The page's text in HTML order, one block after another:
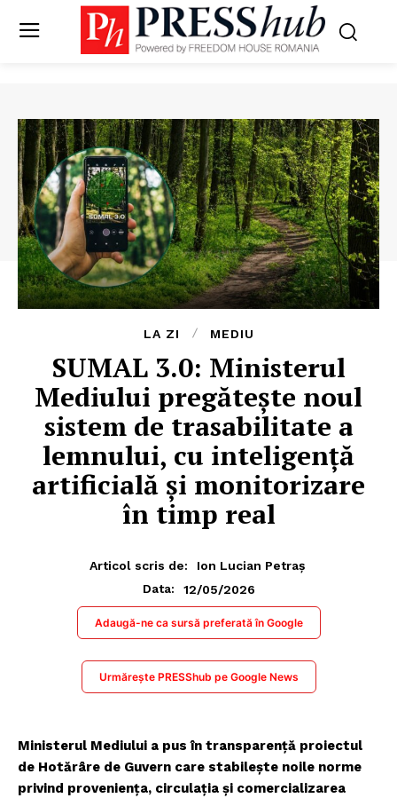
LA ZI MEDIU
SUMAL 3.0: Ministerul
Mediului pregătește noul
sistem de trasabilitate a
lemnului, cu inteligență
artificială și monitorizare
în timp real
Articol scris de:
Ion Lucian Petraș
Data:
12/05/2026
Adaugă-ne ca sursă preferată în Google
Urmărește PRESShub pe Google News
Ministerul Mediului a pus în transparență proiectul
de Hotărâre de Guvern care stabilește noile norme
privind proveniența, circulația și comercializarea